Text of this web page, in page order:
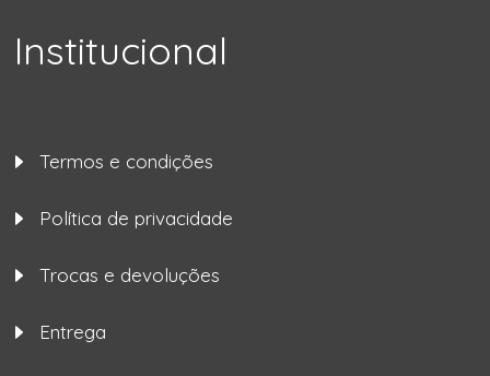
Institucional
Termos e condições
Política de privacidade
Trocas e devoluções
Entrega